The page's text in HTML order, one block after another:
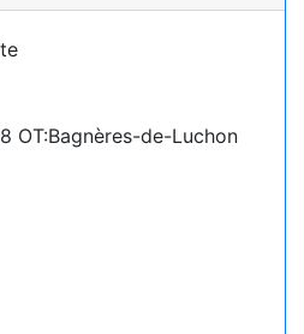
OT:Bagnères-de-Luchon